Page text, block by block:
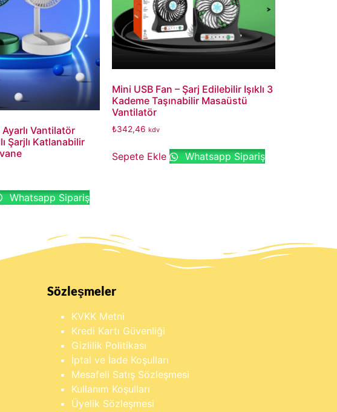
Ayarlı Vantilatör
Şarjlı Katlanabilir
Whatsapp Sipariş
Mini USB Fan – Şarj Edilebilir Işıklı 3
Kademe Taşınabilir Masaüstü
Vantilatör
₺342,46 kdv
Sepete Ekle Whatsapp Sipariş
Sözleşmeler
KVKK Metni
Kredi Kartı Güvenliği
Gizlilik Politikası
İptal ve İade Koşulları
Mesafeli Satış Sözleşmesi
Kullanım Koşulları
Üyelik Sözleşmesi